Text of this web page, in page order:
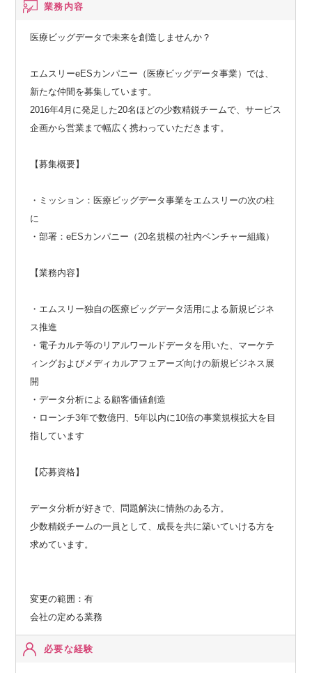
業務内容
医療ビッグデータで未来を創造しませんか？
エムスリーeESカンパニー（医療ビッグデータ事業）では、
新たな仲間を募集しています。
2016年4月に発足した20名ほどの少数精鋭チームで、サービス
企画から営業まで幅広く携わっていただきます。
【募集概要】
・ミッション：医療ビッグデータ事業をエムスリーの次の柱
に
・部署：eESカンパニー（20名規模の社内ベンチャー組織）
【業務内容】
・エムスリー独自の医療ビッグデータ活用による新規ビジネ
ス推進
・電子カルテ等のリアルワールドデータを用いた、マーケテ
ィングおよびメディカルアフェアーズ向けの新規ビジネス展
開
・データ分析による顧客価値創造
・ローンチ3年で数億円、5年以内に10倍の事業規模拡大を目
指しています
【応募資格】
データ分析が好きで、問題解決に情熱のある方。
少数精鋭チームの一員として、成長を共に築いていける方を
求めています。
変更の範囲：有
会社の定める業務
必要な経験